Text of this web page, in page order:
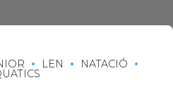
LEN NATACIÓ